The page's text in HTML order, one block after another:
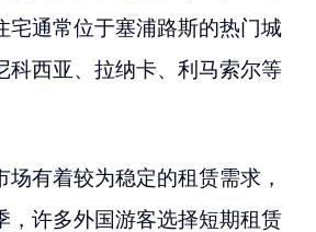
宅通常位于塞浦路斯的热门城
科西亚、拉纳卡、利马索尔等
场有着较为稳定的租赁需求，
，许多外国游客选择短期租赁